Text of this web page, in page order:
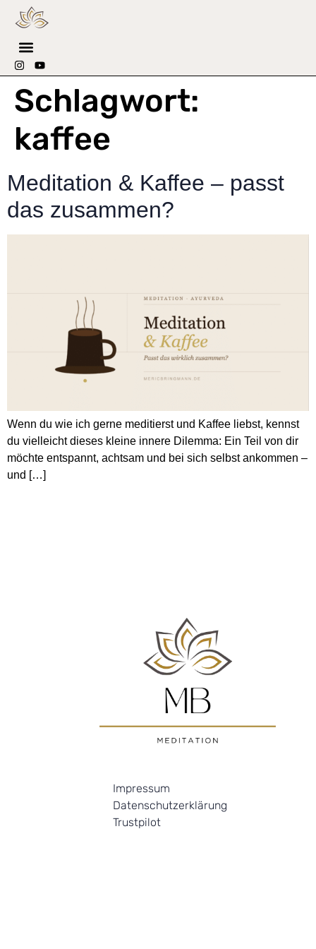
Schlagwort:
kaffee
Meditation & Kaffee – passt
das zusammen?
Wenn du wie ich gerne meditierst und Kaffee liebst, kennst
du vielleicht dieses kleine innere Dilemma: Ein Teil von dir
möchte entspannt, achtsam und bei sich selbst ankommen –
und […]
Impressum
Datenschutzerklärung
Trustpilot